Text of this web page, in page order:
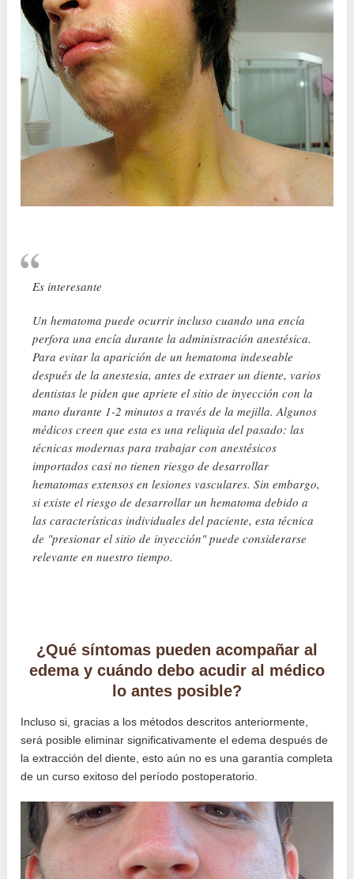
Es interesante
Un hematoma puede ocurrir incluso cuando una encía
perfora una encía durante la administración anestésica.
Para evitar la aparición de un hematoma indeseable
después de la anestesia, antes de extraer un diente, varios
dentistas le piden que apriete el sitio de inyección con la
mano durante 1-2 minutos a través de la mejilla. Algunos
médicos creen que esta es una reliquia del pasado: las
técnicas modernas para trabajar con anestésicos
importados casi no tienen riesgo de desarrollar
hematomas extensos en lesiones vasculares. Sin embargo,
si existe el riesgo de desarrollar un hematoma debido a
las características individuales del paciente, esta técnica
de "presionar el sitio de inyección" puede considerarse
relevante en nuestro tiempo.
¿Qué síntomas pueden acompañar al
edema y cuándo debo acudir al médico
lo antes posible?
Incluso si, gracias a los métodos descritos anteriormente,
será posible eliminar significativamente el edema después de
la extracción del diente, esto aún no es una garantía completa
de un curso exitoso del período postoperatorio.